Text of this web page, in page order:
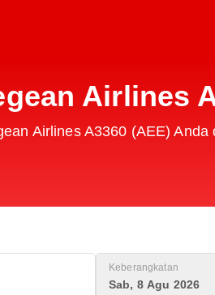
Airlines
Airlines A3360 (AEE) Anda
Keberangkatan
Sab, 8 Agu 2026